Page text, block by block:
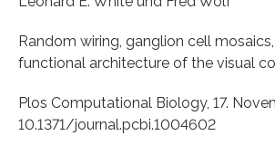
Random wiring, ganglion cell
functional architecture of the visual
Plos Computational Biology, 17.
10.1371/journal.pcbi.1004602